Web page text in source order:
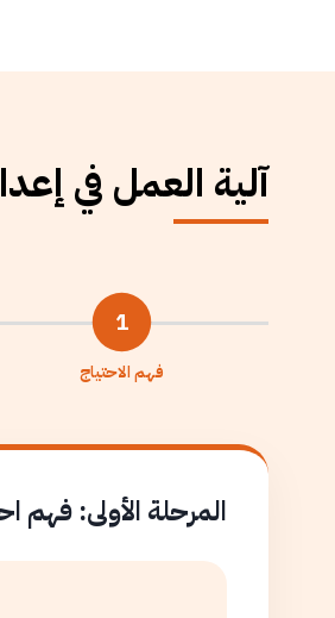
آلية العمل في
1
فهم الاحتياج
المرحلة الأولى: فهم